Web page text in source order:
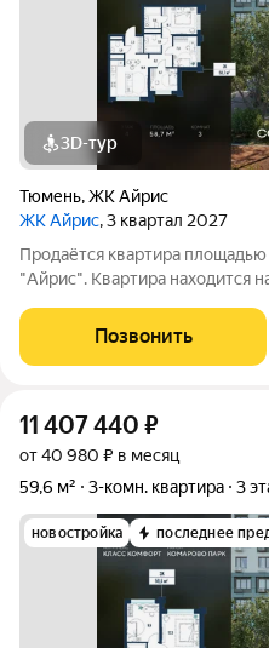
3D-тур
Тюмень,ЖК Айрис
ЖК Айрис, 3 квартал 2027
Продаётся квартира
"Айрис". Квартира находится
особенностей планировки изолированные комнаты с окнами
на одну сторону, 1 совмещённый
Позвонить
11 407 440 ₽
от 40 980 ₽ в месяц
59,6 м²
3-комн. квартира 3
новостройка последнее